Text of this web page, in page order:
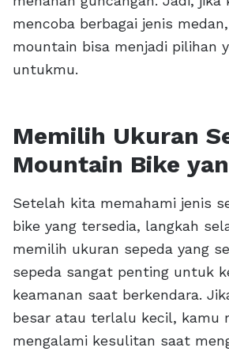
mencoba berbagai jenis
mountain bisa menjadi pilihan
untukmu.
Memilih Ukuran
Mountain Bike
Setelah kita memahami jenis
bike yang tersedia, langkah
memilih ukuran sepeda yang
sepeda sangat penting untuk
keamanan saat berkendara.
besar atau terlalu kecil, kamu
mengalami kesulitan saat